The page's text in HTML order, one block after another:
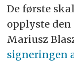
De første
opplyste
Mariusz
signeringen